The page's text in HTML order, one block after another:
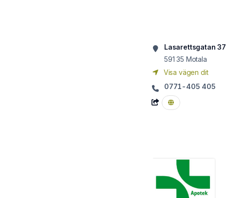
Lasarettsgatan 37
591 35 Motala
Visa vägen dit
0771-405 405